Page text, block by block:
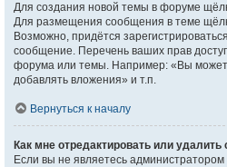
Для создания новой темы в форуме
Для размещения сообщения в теме
Возможно, придётся
сообщение. Перечень ваших прав
форума или темы. Например: «Вы
добавлять вложения» и т.п.
Вернуться к началу
Как мне отредактировать или
Если вы не являетесь